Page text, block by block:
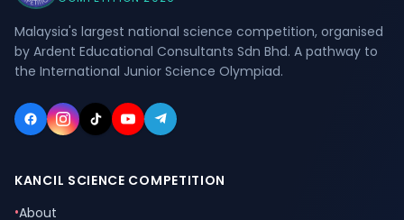
Malaysia's largest national science competition, organised
by Ardent Educational Consultants Sdn Bhd. A pathway to
the International Junior Science Olympiad.
KANCIL SCIENCE COMPETITION
•About